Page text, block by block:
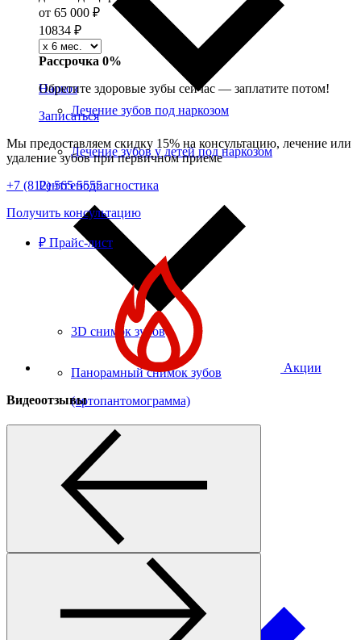
Наркоз
Лечение зубов под наркозом
Лечение зубов у детей под наркозом
Рентгенодиагностика
3D снимок зубов
Панорамный снимок зубов
(ортопантомограмма)
Прицельный снимок
Телерентгенограмма
Радиовизиография
Цены
от 65 000 ₽
10834 ₽
Рассрочка 0%
Обретите здоровые зубы сейчас — заплатите потом!
Записаться
Мы предоставляем скидку 15% на консультацию, лечение или
удаление зубов при первичном приеме
+7 (812) 565 5555
Получить консультацию
₽ Прайс-лист
Акции
Видеоотзывы